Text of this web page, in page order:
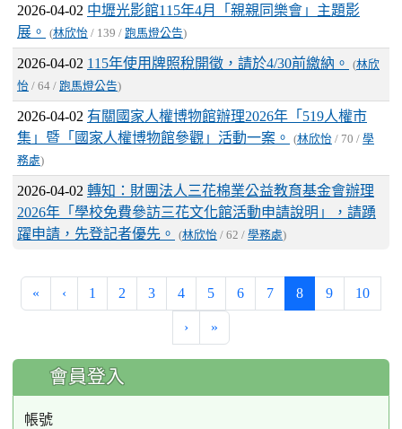
2026-04-02 中壢光影館115年4月「親親同樂會」主題影
展。
(林欣怡 / 139 / 跑馬燈公告)
2026-04-02 115年使用牌照稅開徵，請於4/30前繳納。 (林欣
怡 / 64 / 跑馬燈公告)
2026-04-02 有關國家人權博物館辦理2026年「519人權市
集」暨「國家人權博物館參觀」活動一案。
(林欣怡 / 70 / 學
務處)
2026-04-02 轉知：財團法人三花棉業公益教育基金會辦理
2026年「學校免費參訪三花文化館活動申請說明」，請踴
躍申請，先登記者優先。
(林欣怡 / 62 / 學務處)
« ‹ 1 2 3 4 5 6 7 8(current)
9 10
› »
:::
會員登入
帳號